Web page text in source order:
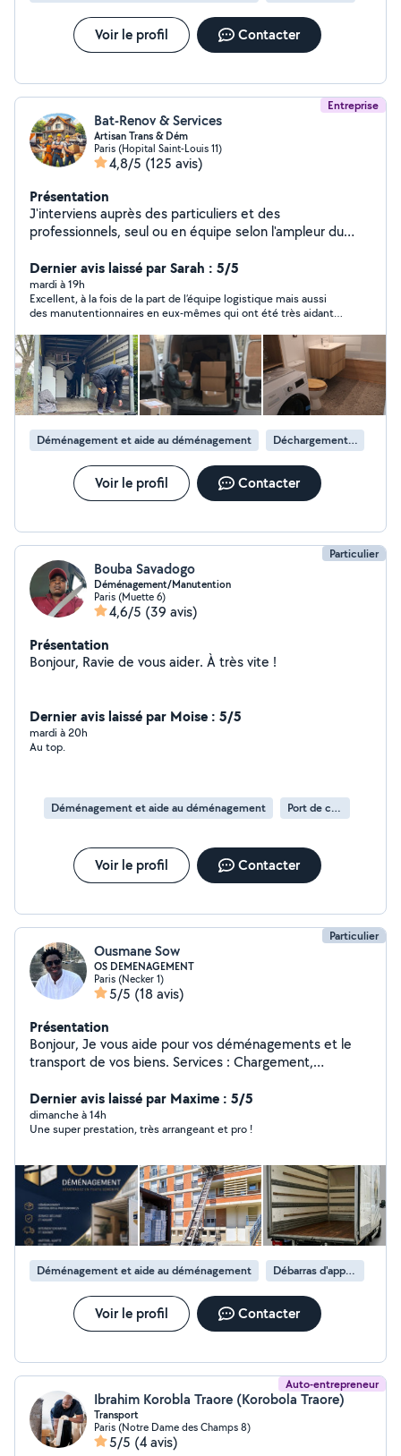
Voir le profil Contacter
Entreprise
Bat-Renov & Services
Artisan Trans & Dém
Paris (Hopital Saint-Louis 11)
4,8/5 (125 avis)
Présentation
J'interviens auprès des particuliers et des
professionnels, seul ou en équipe selon l'ampleur du
extérieurs : remise en état, rénovation complète
(peinture, plomberie, électricité, sols, menuiserie,
parquet, etc.), ainsi que pour vos déménagements,
manutention lourde et aide au
chargement/déchargement. Travail soigné et sérieux,
respect des délais, et prestations couvertes par une
garantie décennale pour votre tranquillité. Devis clair et
personnalisé sur demande.
Dernier avis laissé par Sarah : 5/5
mardi à 19h
Excellent, à la fois de la part de l’équipe logistique mais aussi
des manutentionnaires en eux-mêmes qui ont été très aidants
Déménagement et aide au déménagement Déchargement de camion de déménagement
Voir le profil Contacter
Particulier
Bouba Savadogo
Déménagement/Manutention
Paris (Muette 6)
4,6/5 (39 avis)
Présentation
Bonjour, Ravie de vous aider. À très vite !
Dernier avis laissé par Moise : 5/5
mardi à 20h
Au top.
Déménagement et aide au déménagement Port de cartons
Voir le profil Contacter
Particulier
Ousmane Sow
OS DEMENAGEMENT
Paris (Necker 1)
5/5 (18 avis)
Présentation
Bonjour, Je vous aide pour vos déménagements et le
transport de vos biens. Services : Chargement,
faire monter ou descendre des meubles et des objets
volumineux par l'extérieur d'un bâtiment. Atouts :
Efficace, soigneux et habitué aux charges lourdes.
sérénité ! Zéro 7.58.88.55.41
Dernier avis laissé par Maxime : 5/5
dimanche à 14h
Une super prestation, très arrangeant et pro !
Déménagement et aide au déménagement Débarras d'appartement
Voir le profil Contacter
Auto-entrepreneur
Ibrahim Korobla Traore (Korobola Traore)
Transport
Paris (Notre Dame des Champs 8)
5/5 (4 avis)